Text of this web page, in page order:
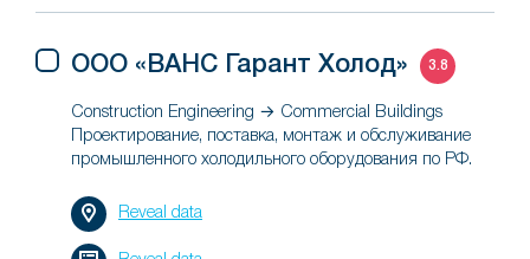
ООО «ВАНС Гарант Холод» 3.8
Construction Engineering → Commercial Buildings
Проектирование, поставка, монтаж и обслуживание
промышленного холодильного оборудования по РФ.
Reveal data